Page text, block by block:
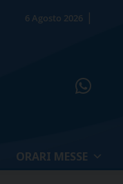
6 Agosto 2026
ORARI MESSE